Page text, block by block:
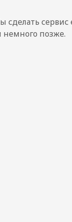
сделать сервис
немного позже.